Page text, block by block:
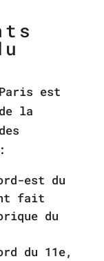
est
la
est du
fait
du
du 11e,